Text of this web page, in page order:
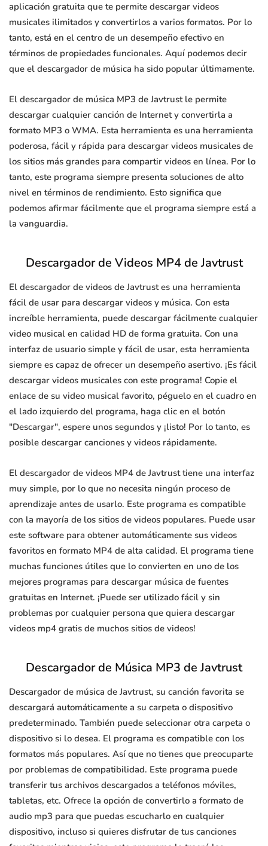
aplicación gratuita que te permite descargar videos
musicales ilimitados y convertirlos a varios formatos. Por lo
tanto, está en el centro de un desempeño efectivo en
términos de propiedades funcionales. Aquí podemos decir
que el descargador de música ha sido popular últimamente.
El descargador de música MP3 de Javtrust le permite
descargar cualquier canción de Internet y convertirla a
formato MP3 o WMA. Esta herramienta es una herramienta
poderosa, fácil y rápida para descargar videos musicales de
los sitios más grandes para compartir videos en línea. Por lo
tanto, este programa siempre presenta soluciones de alto
nivel en términos de rendimiento. Esto significa que
podemos afirmar fácilmente que el programa siempre está a
la vanguardia.
Descargador de Videos MP4 de Javtrust
El descargador de videos de Javtrust es una herramienta
fácil de usar para descargar videos y música. Con esta
increíble herramienta, puede descargar fácilmente cualquier
video musical en calidad HD de forma gratuita. Con una
interfaz de usuario simple y fácil de usar, esta herramienta
siempre es capaz de ofrecer un desempeño asertivo. ¡Es fácil
descargar videos musicales con este programa! Copie el
enlace de su video musical favorito, péguelo en el cuadro en
el lado izquierdo del programa, haga clic en el botón
"Descargar", espere unos segundos y ¡listo! Por lo tanto, es
posible descargar canciones y videos rápidamente.
El descargador de videos MP4 de Javtrust tiene una interfaz
muy simple, por lo que no necesita ningún proceso de
aprendizaje antes de usarlo. Este programa es compatible
con la mayoría de los sitios de videos populares. Puede usar
este software para obtener automáticamente sus videos
favoritos en formato MP4 de alta calidad. El programa tiene
muchas funciones útiles que lo convierten en uno de los
mejores programas para descargar música de fuentes
gratuitas en Internet. ¡Puede ser utilizado fácil y sin
problemas por cualquier persona que quiera descargar
videos mp4 gratis de muchos sitios de videos!
Descargador de Música MP3 de Javtrust
Descargador de música de Javtrust, su canción favorita se
descargará automáticamente a su carpeta o dispositivo
predeterminado. También puede seleccionar otra carpeta o
dispositivo si lo desea. El programa es compatible con los
formatos más populares. Así que no tienes que preocuparte
por problemas de compatibilidad. Este programa puede
transferir tus archivos descargados a teléfonos móviles,
tabletas, etc. Ofrece la opción de convertirlo a formato de
audio mp3 para que puedas escucharlo en cualquier
dispositivo, incluso si quieres disfrutar de tus canciones